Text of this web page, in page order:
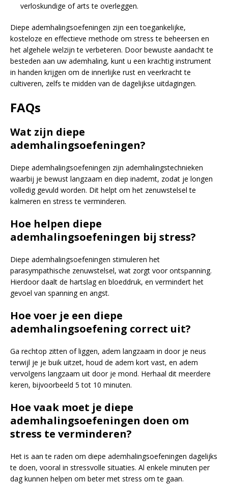
verloskundige of arts te overleggen.
Diepe ademhalingsoefeningen zijn een toegankelijke,
kosteloze en effectieve methode om stress te beheersen en
het algehele welzijn te verbeteren. Door bewuste aandacht te
besteden aan uw ademhaling, kunt u een krachtig instrument
in handen krijgen om de innerlijke rust en veerkracht te
cultiveren, zelfs te midden van de dagelijkse uitdagingen.
FAQs
Wat zijn diepe
ademhalingsoefeningen?
Diepe ademhalingsoefeningen zijn ademhalingstechnieken
waarbij je bewust langzaam en diep inademt, zodat je longen
volledig gevuld worden. Dit helpt om het zenuwstelsel te
kalmeren en stress te verminderen.
Hoe helpen diepe
ademhalingsoefeningen bij stress?
Diepe ademhalingsoefeningen stimuleren het
parasympathische zenuwstelsel, wat zorgt voor ontspanning.
Hierdoor daalt de hartslag en bloeddruk, en vermindert het
gevoel van spanning en angst.
Hoe voer je een diepe
ademhalingsoefening correct uit?
Ga rechtop zitten of liggen, adem langzaam in door je neus
terwijl je je buik uitzet, houd de adem kort vast, en adem
vervolgens langzaam uit door je mond. Herhaal dit meerdere
keren, bijvoorbeeld 5 tot 10 minuten.
Hoe vaak moet je diepe
ademhalingsoefeningen doen om
stress te verminderen?
Het is aan te raden om diepe ademhalingsoefeningen dagelijks
te doen, vooral in stressvolle situaties. Al enkele minuten per
dag kunnen helpen om beter met stress om te gaan.